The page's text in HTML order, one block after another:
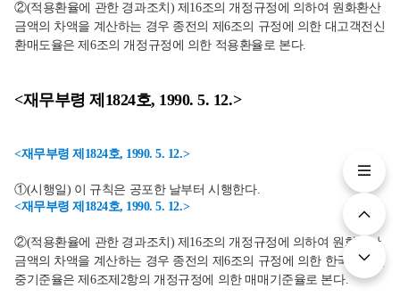
②(적용환율에 관한 경과조치) 제16조의 개정규정에 의하여 원화환산
금액의 차액을 계산하는 경우 종전의 제6조의 규정에 의한 대고객전신
환매도율은 제6조의 개정규정에 의한 적용환율로 본다.
<재무부령 제1824호, 1990. 5. 12.>
<재무부령 제1824호, 1990. 5. 12.>
①(시행일) 이 규칙은 공포한 날부터 시행한다.
<재무부령 제1824호, 1990. 5. 12.>
②(적용환율에 관한 경과조치) 제16조의 개정규정에 의하여 원화환산
금액의 차액을 계산하는 경우 종전의 제6조의 규정에 의한 한국은행집
중기준율은 제6조제2항의 개정규정에 의한 매매기준율로 본다.